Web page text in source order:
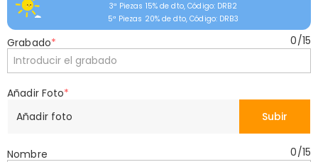
3ª Piezas 15% de dto, Código: DRB2
5ª Piezas 20% de dto, Código: DRB3
Grabado* 0/15
Añadir Foto*
Añadir foto
Subir
Nombre 0/15